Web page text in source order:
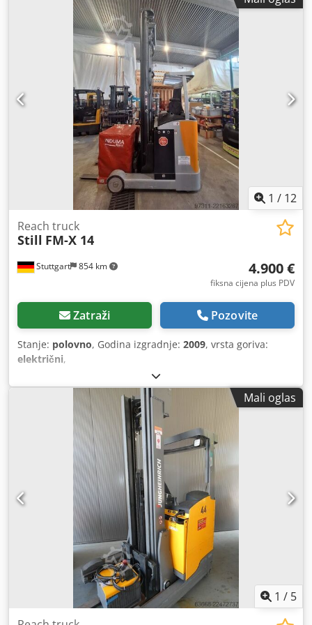
1 / 12
Stuttgart 854 km
Reach truck
Still FM-X 14
4.900 €
fiksna cijena plus PDV
Zatraži Pozovite
Stanje: polovno, Godina izgradnje: 2009, vrsta goriva:
električni,
Mali oglas
1 / 5